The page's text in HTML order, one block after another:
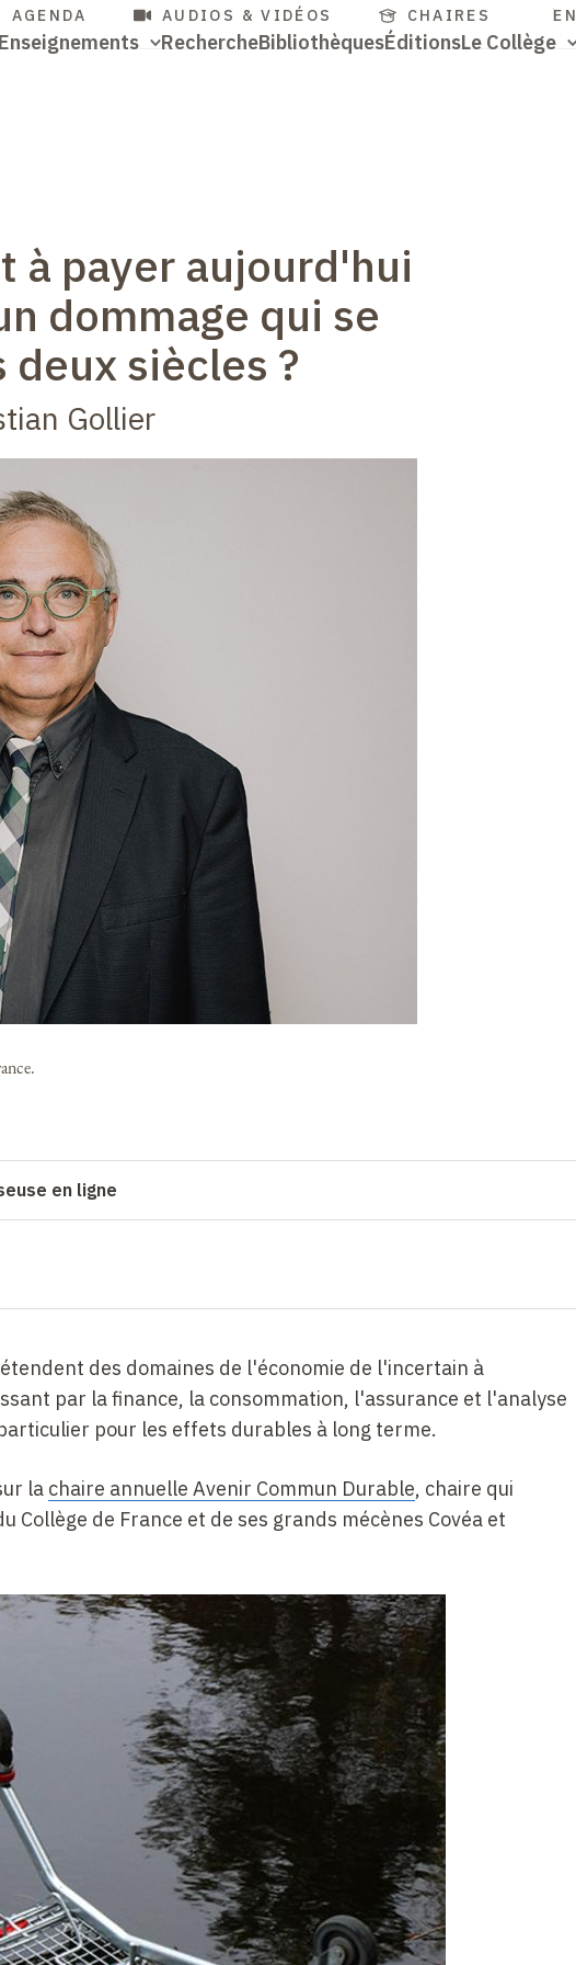
Aller
au
AGENDA AUDIOS & VIDÉOS CHAIRES EN
RechercheBibliothèquesÉditionsLe Collège
à payer aujourd'hui
dommage qui se
siècles ?
Gollier
en ligne
des domaines de l'économie de l'incertain à
par la finance, la consommation, l'assurance et l'analyse
pour les effets durables à long terme.
la chaire annuelle Avenir Commun Durable, chaire qui
Collège de France et de ses grands mécènes Covéa et